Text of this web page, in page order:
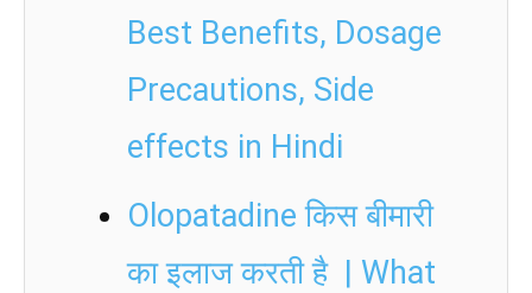
Best Benefits, Dosage
Precautions, Side
effects in Hindi
Olopatadine किस बीमारी
का इलाज करती है | What